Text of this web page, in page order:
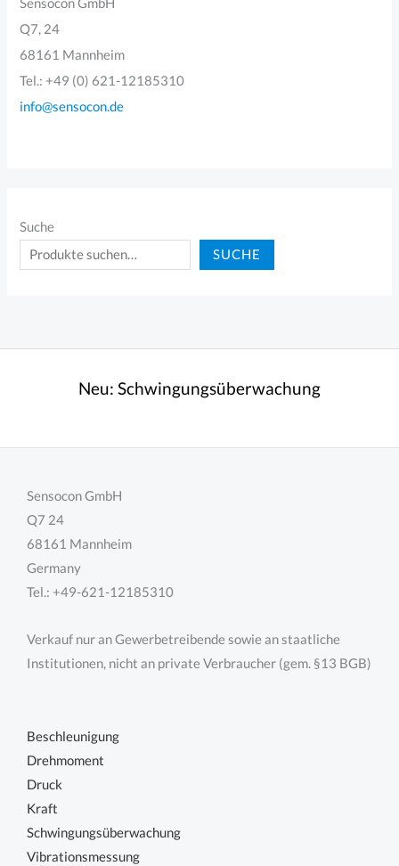
Sensocon GmbH
Q7, 24
68161 Mannheim
Tel.: +49 (0) 621-12185310
info@sensocon.de
Suche
SUCHE
Neu: Schwingungsüberwachung
Sensocon GmbH
Q7 24
68161 Mannheim
Germany
Tel.: +49-621-12185310
Verkauf nur an Gewerbetreibende sowie an staatliche
Institutionen, nicht an private Verbraucher (gem. §13 BGB)
Beschleunigung
Drehmoment
Druck
Kraft
Schwingungsüberwachung
Vibrationsmessung